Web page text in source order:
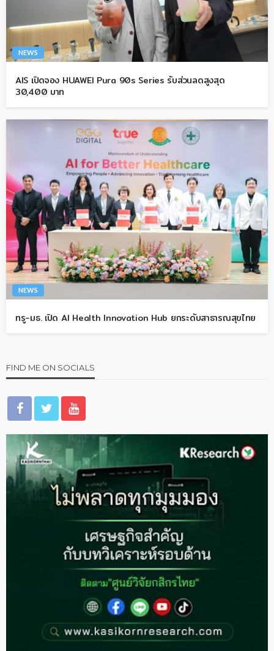
NEWS
AIS เปิดจอง HUAWEI Pura 90s Series รับส่วนลดสูงสุด
30,400 บาท
NEWS
ทรู-มธ. เปิด AI Health Innovation Hub ยกระดับสาธารณสุขไทย
FIND ME ON SOCIALS